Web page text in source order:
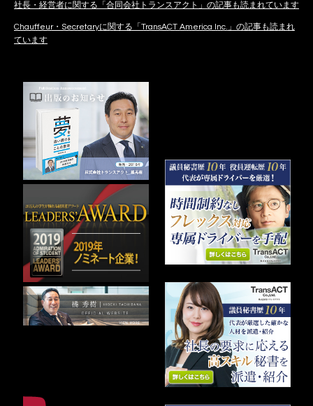
社長・経営者に関する「合同会社トランスアクト」の記事も読まれています
Chauffeur・Secretaryに関する「TransACT America Inc.」の記事も読まれ
ています